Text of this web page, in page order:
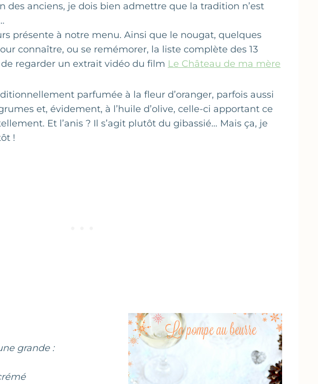
des anciens, je dois bien admettre que la tradition n’est
présente à notre menu. Ainsi que le nougat, quelques
connaître, ou se remémorer, la liste complète des 13
regarder un extrait vidéo du film Le Château de ma mère
parfumée à la fleur d’oranger, parfois aussi
et, évidement, à l’huile d’olive, celle-ci apportant ce
Et l’anis ? Il s’agit plutôt du gibassié… Mais ça, je
!
grande :